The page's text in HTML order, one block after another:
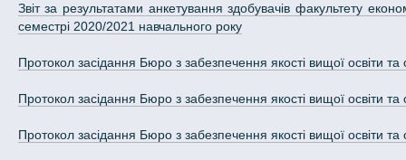
Звіт за результатами анкетування здобувачів факультету
семестрі 2020/2021 навчального року
Протокол засідання Бюро з забезпечення якості вищої освіти
Протокол засідання Бюро з забезпечення якості вищої освіти
Протокол засідання Бюро з забезпечення якості вищої освіти